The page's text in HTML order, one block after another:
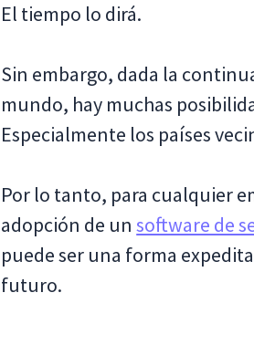
El tiempo lo dirá.
Sin embargo, dada la
mundo, hay muchas
Especialmente los países
Por lo tanto, para cualquier
adopción de unsoftware de
puede ser una forma
futuro.